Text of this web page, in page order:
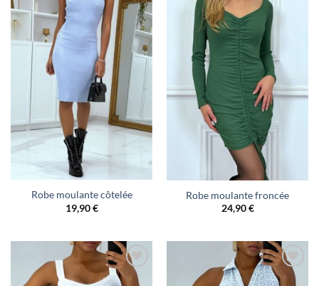
Robe moulante côtelée
19,90€
Robe moulante froncée
24,90€